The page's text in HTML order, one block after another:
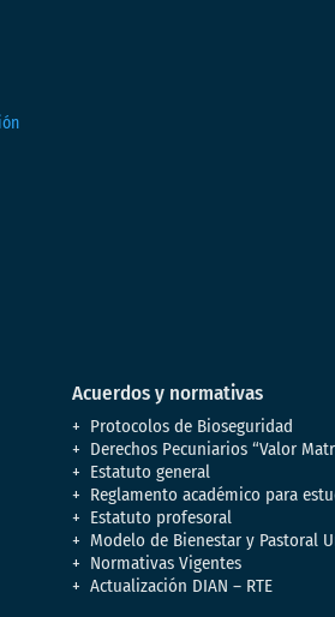
Acuerdos y normativas
Protocolos de Bioseguridad
Derechos Pecuniarios “Valor
Estatuto general
Reglamento académico para
Estatuto profesoral
Modelo de Bienestar y Pastoral
Normativas Vigentes
Actualización DIAN – RTE